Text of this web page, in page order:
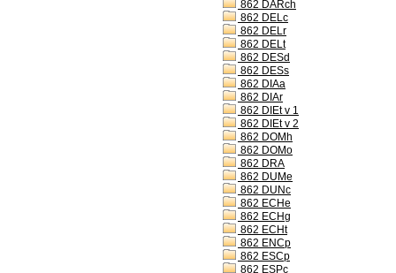
862 DARch
862 DELc
862 DELr
862 DELt
862 DESd
862 DESs
862 DIAa
862 DIAr
862 DIEt v 1
862 DIEt v 2
862 DOMh
862 DOMo
862 DRA
862 DUMe
862 DUNc
862 ECHe
862 ECHg
862 ECHt
862 ENCp
862 ESCp
862 ESPc